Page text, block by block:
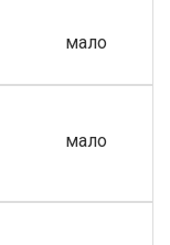
мало
мало